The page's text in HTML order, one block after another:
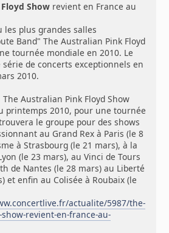
Show revient en France au
les plus grandes salles
Band" The Australian Pink Floyd
tournée mondiale en 2010. Le
de concerts exceptionnels en
2010.
Australian Pink Floyd Show
printemps 2010, pour une tournée
le groupe pour des shows
au Grand Rex à Paris (le 8
à Strasbourg (le 21 mars), à la
(le 23 mars), au Vinci de Tours
de Nantes (le 28 mars) au Liberté
et enfin au Colisée à Roubaix (le
actualite/5987/the-
revient-en-france-au-